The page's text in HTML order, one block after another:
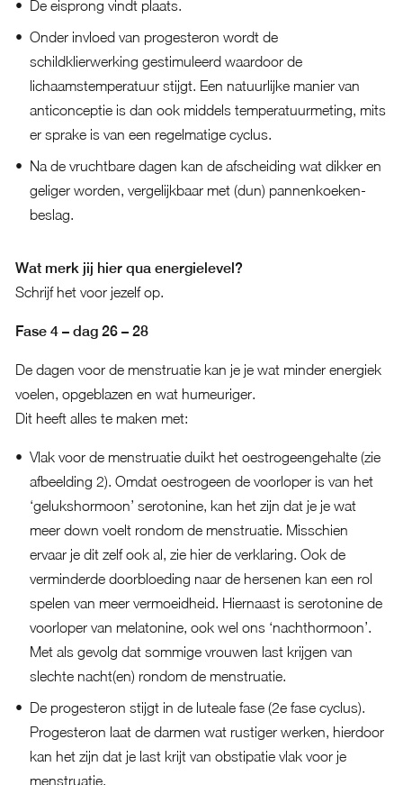
De eisprong vindt plaats.
Onder invloed van progesteron wordt de
schildklierwerking gestimuleerd waardoor de
lichaamstemperatuur stijgt. Een natuurlijke manier van
anticonceptie is dan ook middels temperatuurmeting, mits
er sprake is van een regelmatige cyclus.
Na de vruchtbare dagen kan de afscheiding wat dikker en
geliger worden, vergelijkbaar met (dun) pannenkoeken-
beslag.
Wat merk jij hier qua energielevel?
Schrijf het voor jezelf op.
Fase 4 – dag 26 – 28
De dagen voor de menstruatie kan je je wat minder energiek
voelen, opgeblazen en wat humeuriger.
Dit heeft alles te maken met:
Vlak voor de menstruatie duikt het oestrogeengehalte (zie
afbeelding 2). Omdat oestrogeen de voorloper is van het
‘gelukshormoon’ serotonine, kan het zijn dat je je wat
meer down voelt rondom de menstruatie. Misschien
ervaar je dit zelf ook al, zie hier de verklaring. Ook de
verminderde doorbloeding naar de hersenen kan een rol
spelen van meer vermoeidheid. Hiernaast is serotonine de
voorloper van melatonine, ook wel ons ‘nachthormoon’.
Met als gevolg dat sommige vrouwen last krijgen van
slechte nacht(en) rondom de menstruatie.
De progesteron stijgt in de luteale fase (2e fase cyclus).
Progesteron laat de darmen wat rustiger werken, hierdoor
kan het zijn dat je last krijt van obstipatie vlak voor je
menstruatie.